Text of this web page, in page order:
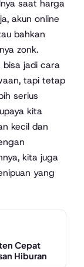
saat harga
akun online
bahkan
zonk.
bisa jadi cara
tapi tetap
serius
kita
kecil dan
kita juga
yang
Cepat
Hiburan